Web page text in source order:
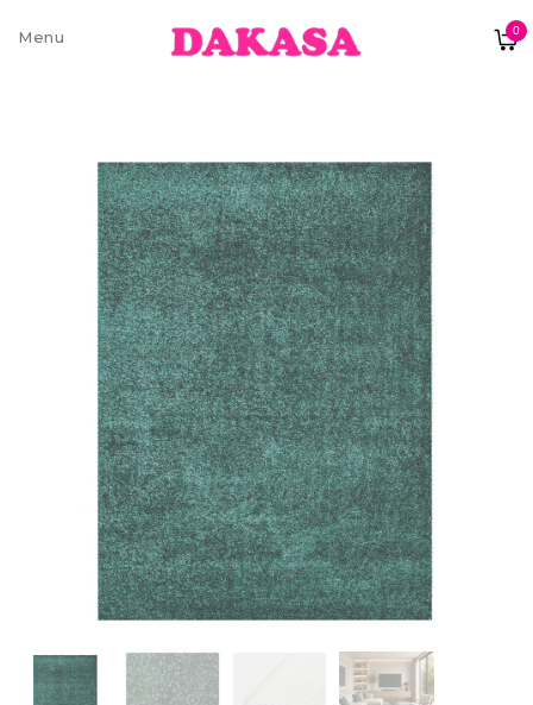
0
Sobre nós
Contatos e moradas
Pagamentos e Envios
Trocas e Devoluções
Termos e condições